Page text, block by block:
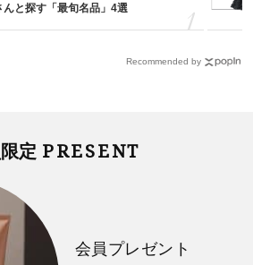
んと探す「最旬名品」4選
Recommended by
定 PRESENT
会員プレゼント